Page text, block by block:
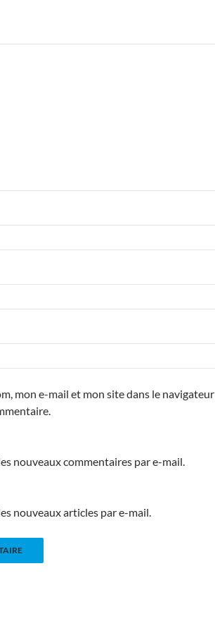
mon e-mail et mon site dans le navigateur
nouveaux commentaires par e-mail.
nouveaux articles par e-mail.